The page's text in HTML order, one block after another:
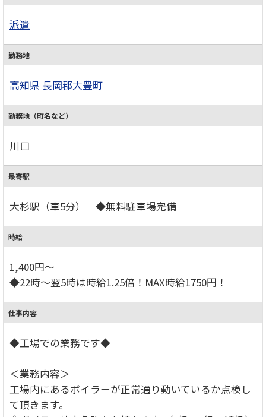
派遣
勤務地
高知県 長岡郡大豊町
勤務地（町名など）
川口
最寄駅
大杉駅（車5分） ◆無料駐車場完備
時給
1,400円～
◆22時～翌5時は時給1.25倍！MAX時給1750円！
仕事内容
◆工場での業務です◆
＜業務内容＞
工場内にあるボイラーが正常通り動いているか点検し
て頂きます。